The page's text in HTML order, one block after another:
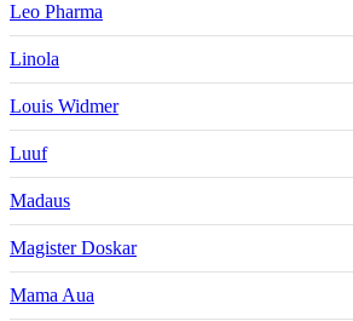
Leo Pharma
Linola
Louis Widmer
Luuf
Madaus
Magister Doskar
Mama Aua